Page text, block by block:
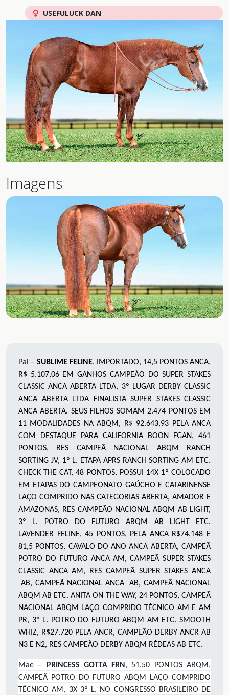
USEFULUCK DAN
Imagens
Pai – SUBLIME FELINE, IMPORTADO, 14,5 PONTOS ANCA,
R$ 5.107,06 EM GANHOS CAMPEÃO DO SUPER STAKES
CLASSIC ANCA ABERTA LTDA, 3º LUGAR DERBY CLASSIC
ANCA ABERTA LTDA FINALISTA SUPER STAKES CLASSIC
ANCA ABERTA. SEUS FILHOS SOMAM 2.474 PONTOS EM
11 MODALIDADES NA ABQM, R$ 92.643,93 PELA ANCA
COM DESTAQUE PARA CALIFORNIA BOON FGAN, 461
PONTOS, RES CAMPEÃ NACIONAL ABQM RANCH
SORTING JV, 1º L. ETAPA APRS RANCH SORTING AM ETC.
CHECK THE CAT, 48 PONTOS, POSSUI 14X 1º COLOCADO
EM ETAPAS DO CAMPEONATO GAÚCHO E CATARINENSE
LAÇO COMPRIDO NAS CATEGORIAS ABERTA, AMADOR E
AMAZONAS, RES CAMPEÃO NACIONAL ABQM AB LIGHT,
3º L. POTRO DO FUTURO ABQM AB LIGHT ETC.
LAVENDER FELINE, 45 PONTOS, PELA ANCA R$74.148 E
81,5 PONTOS, CAVALO DO ANO ANCA ABERTA, CAMPEÃ
POTRO DO FUTURO ANCA AM, CAMPEÃ SUPER STAKES
CLASSIC ANCA AM, RES CAMPEÃ SUPER STAKES ANCA
AB, CAMPEÃ NACIONAL ANCA AB, CAMPEÃ NACIONAL
ABQM AB ETC. ANITA ON THE WAY, 24 PONTOS, CAMPEÃ
NACIONAL ABQM LAÇO COMPRIDO TÉCNICO AM E AM
PR, 3º L. POTRO DO FUTURO ABQM AM ETC. SMOOTH
WHIZ, R$27.720 PELA ANCR, CAMPEÃO DERBY ANCR AB
N3 E N2, RES CAMPEÃO DERBY ABQM RÉDEAS AB ETC.
Mãe – PRINCESS GOTTA FRN , 51,50 PONTOS ABQM,
CAMPEÃ POTRO DO FUTURO ABQM LAÇO COMPRIDO
TÉCNICO AM, 3X 3º L. NO CONGRESSO BRASILEIRO DE